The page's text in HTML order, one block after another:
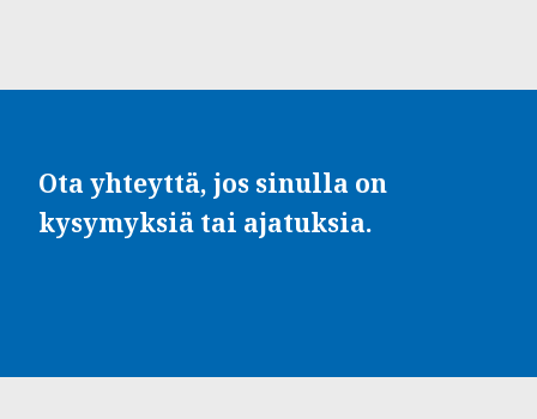
Ota yhteyttä, jos sinulla on
kysymyksiä tai ajatuksia.